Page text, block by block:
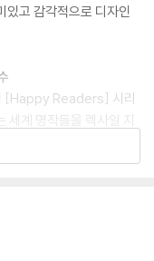
있고 감각적으로 디자인
[Happy Readers] 시리
세계 명작들을 렉사일 지
단계부터 6단계까지 체
개정판의 가장 큰 특징은
쿠폰 코드를 통해 무료
다.